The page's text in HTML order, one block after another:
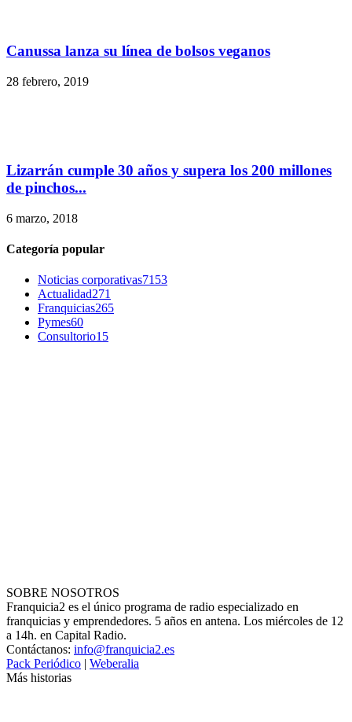
Canussa lanza su línea de bolsos veganos
28 febrero, 2019
Lizarrán cumple 30 años y supera los 200 millones
de pinchos...
6 marzo, 2018
Categoría popular
Noticias corporativas7153
Actualidad271
Franquicias265
Pymes60
Consultorio15
SOBRE NOSOTROS
Franquicia2 es el único programa de radio especializado en
franquicias y emprendedores. 5 años en antena. Los miércoles de 12
a 14h. en Capital Radio.
Contáctanos: info@franquicia2.es
Pack Periódico | Weberalia
Más historias